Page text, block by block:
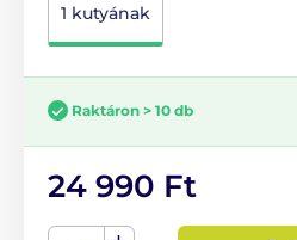
1 kutyának
Raktáron > 10 db
24 990 Ft